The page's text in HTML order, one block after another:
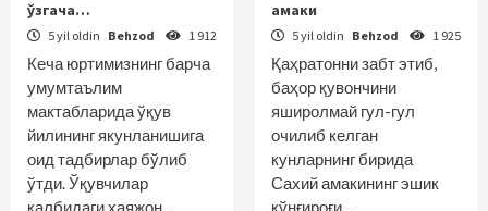
ўзгача…
5 yil oldin Behzod 1 912
Кеча юртимизнинг барча
умумтаълим
мактабларида ўқув
йилининг якунланишига
оид тадбирлар бўлиб
ўтди. Ўқувчилар
қалбидаги ҳаяжон…
амаки
5 yil oldin Behzod 1 925
Қаҳратонни забт этиб,
баҳор қувончини
яширолмай гул-гул
очилиб келган
кунларнинг бирида
Сахий амакининг эшик
қўнғироғи…